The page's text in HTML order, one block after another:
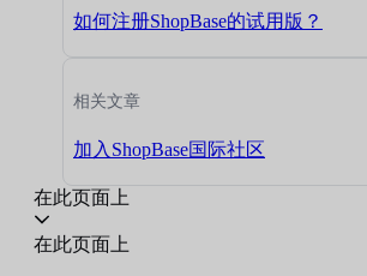
如何注册ShopBase的试用版？
相关文章
加入ShopBase国际社区
在此页面上
在此页面上